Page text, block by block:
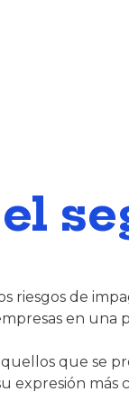
el
riesgos de
en una
que se
expresión más